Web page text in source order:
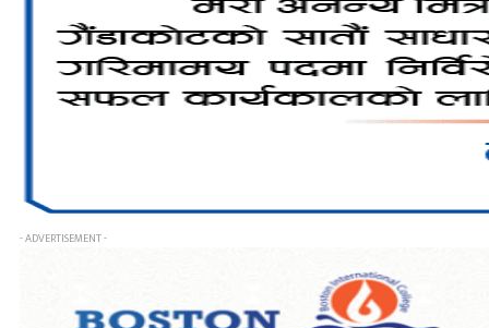
- ADVERTISEMENT -